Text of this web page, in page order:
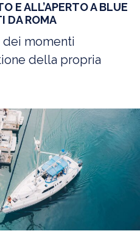
E ALL’APERTO A BLUE
DA ROMA
momenti
della propria